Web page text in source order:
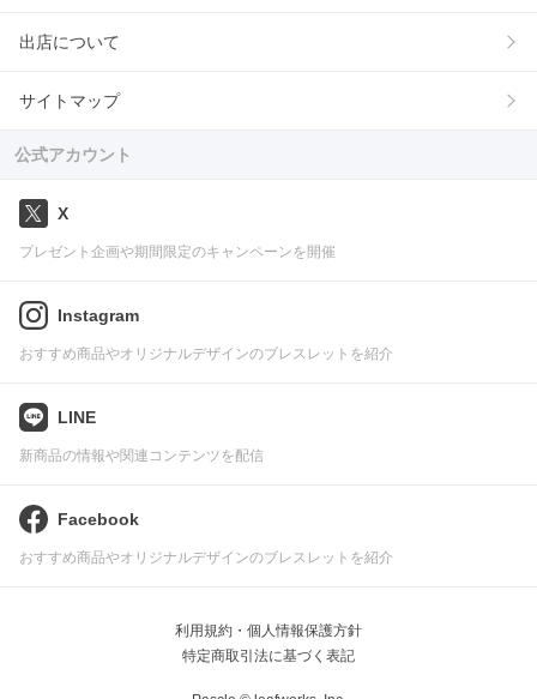
出店について
サイトマップ
公式アカウント
X
プレゼント企画や期間限定のキャンペーンを開催
Instagram
おすすめ商品やオリジナルデザインのブレスレットを紹介
LINE
新商品の情報や関連コンテンツを配信
Facebook
おすすめ商品やオリジナルデザインのブレスレットを紹介
利用規約・個人情報保護方針
特定商取引法に基づく表記